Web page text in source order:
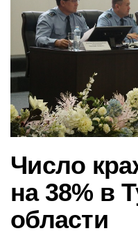
Число
на 38% в
области